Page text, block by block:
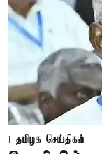
தமிழக செய்திகள்